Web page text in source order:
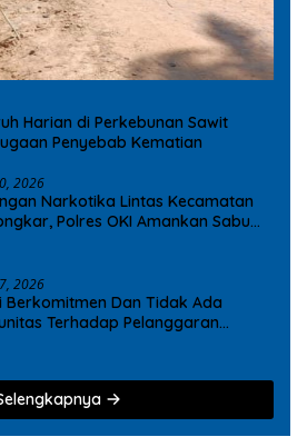
Harian di Perkebunan Sawit
Penyebab Kematian
2026
Narkotika Lintas Kecamatan
Polres OKI Amankan Sabu
2026
Berkomitmen Dan Tidak Ada
Terhadap Pelanggaran